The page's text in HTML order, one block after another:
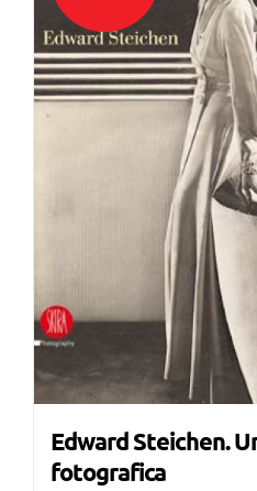
Edward Steichen.
fotografica